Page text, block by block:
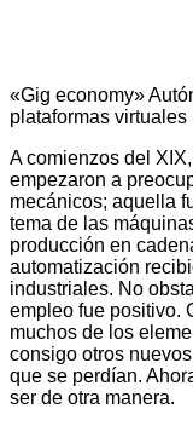
«Gig economy»
plataformas virtuales
A comienzos del
empezaron a
mecánicos; aquella
tema de las
producción en
automatización
industriales. No
empleo fue positivo.
muchos de los
consigo otros
que se perdían.
ser de otra manera.